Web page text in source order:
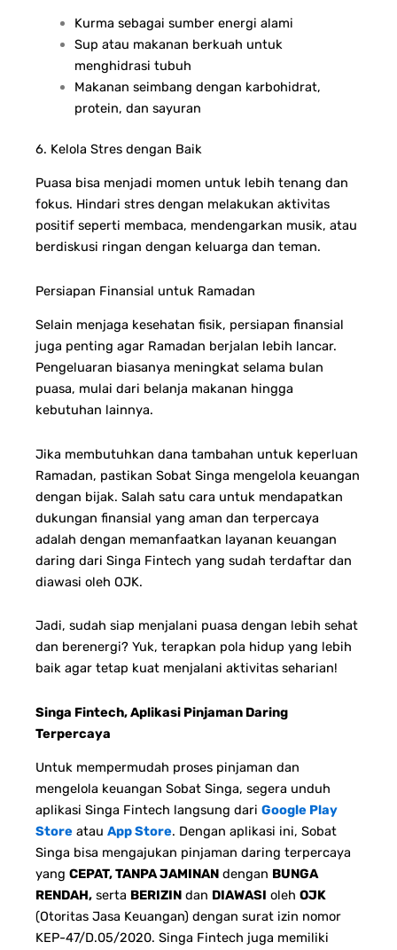
Kurma sebagai sumber energi alami
Sup atau makanan berkuah untuk
menghidrasi tubuh
Makanan seimbang dengan karbohidrat,
protein, dan sayuran
6. Kelola Stres dengan Baik
Puasa bisa menjadi momen untuk lebih tenang dan
fokus. Hindari stres dengan melakukan aktivitas
positif seperti membaca, mendengarkan musik, atau
berdiskusi ringan dengan keluarga dan teman.
Persiapan Finansial untuk Ramadan
Selain menjaga kesehatan fisik, persiapan finansial
juga penting agar Ramadan berjalan lebih lancar.
Pengeluaran biasanya meningkat selama bulan
puasa, mulai dari belanja makanan hingga
kebutuhan lainnya.
Jika membutuhkan dana tambahan untuk keperluan
Ramadan, pastikan Sobat Singa mengelola keuangan
dengan bijak. Salah satu cara untuk mendapatkan
dukungan finansial yang aman dan terpercaya
adalah dengan memanfaatkan layanan keuangan
daring dari Singa Fintech yang sudah terdaftar dan
diawasi oleh OJK.
Jadi, sudah siap menjalani puasa dengan lebih sehat
dan berenergi? Yuk, terapkan pola hidup yang lebih
baik agar tetap kuat menjalani aktivitas seharian!
Singa Fintech, Aplikasi Pinjaman Daring
Terpercaya
Untuk mempermudah proses pinjaman dan
mengelola keuangan Sobat Singa, segera unduh
aplikasi Singa Fintech langsung dari Google Play
Store atau App Store. Dengan aplikasi ini, Sobat
Singa bisa mengajukan pinjaman daring terpercaya
yang CEPAT, TANPA JAMINAN dengan BUNGA
RENDAH, serta BERIZIN dan DIAWASI oleh OJK
(Otoritas Jasa Keuangan) dengan surat izin nomor
KEP-47/D.05/2020. Singa Fintech juga memiliki